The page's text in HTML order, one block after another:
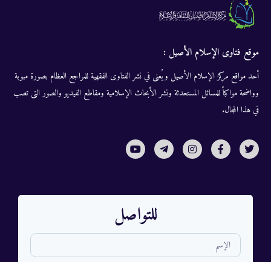
موقع فتاوى الإسلام الأصيل :
أحد مواقع مركز الإسلام الأصيل ويُعنى في نشر الفتاوى الفقهية للمراجع العظام بصورة مبوبة
وواضحة مواكباً للمسائل المستحدثة ونشر الأبحاث الإسلامية ومقاطع الفيديو والصور التى تصب
في هذا المجال.
للتواصل